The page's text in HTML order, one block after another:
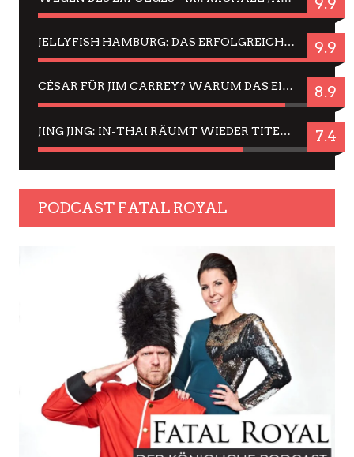
JELLYFISH HAMBURG: DAS ERFOLGREICHE SOMMER-MENÜ 2025 IN GEFÜHLEN UND BILDERN 9.9
CÉSAR FÜR JIM CARREY? WARUM DAS EINER DER NERVIGSTEN ACTORS IST UND BLEIBT 8.9
JING JING: IN-THAI RÄUMT WIEDER TITEL AB – EIN ZWEI-STUNDEN-ERLEBNISBERICHT 7.4
PODCAST FATAL ROYAL